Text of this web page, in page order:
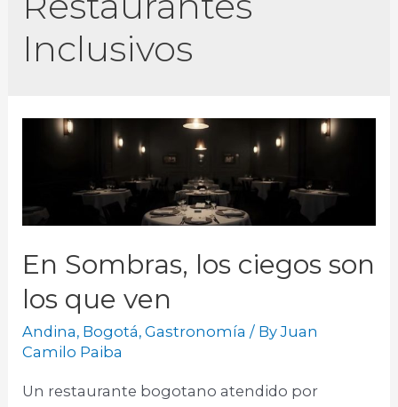
Inclusivos
En Sombras, los ciegos son
los que ven
Andina, Bogotá,Gastronomía / ByJuan
Camilo Paiba
Un restaurante bogotano atendido por